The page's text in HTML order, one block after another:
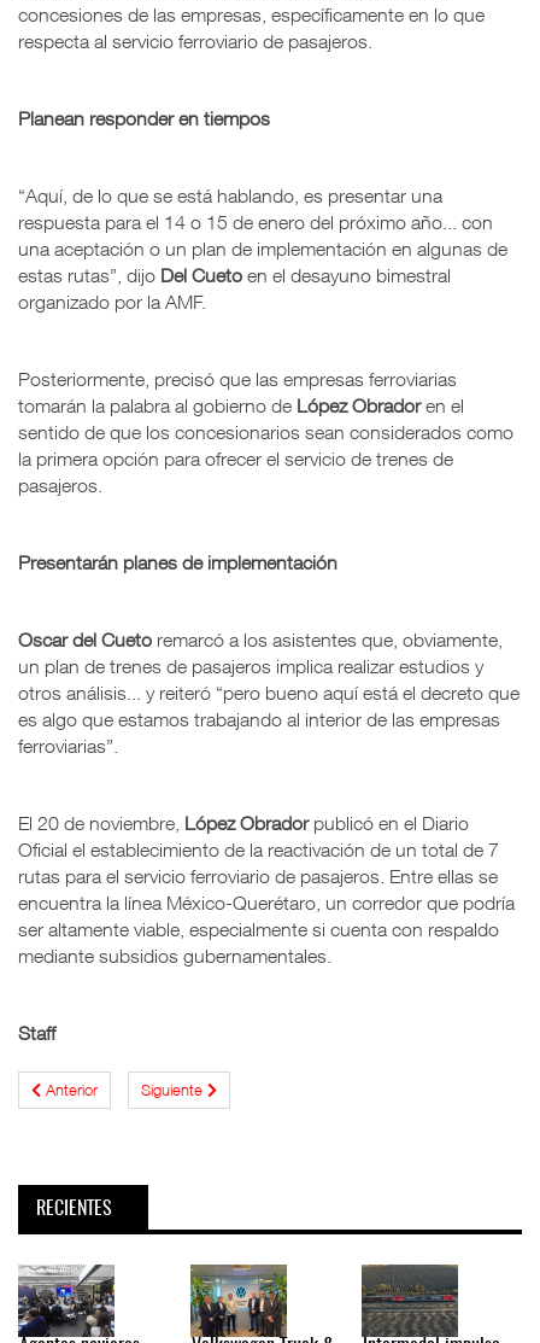
concesiones de las empresas, específicamente en lo que
respecta al servicio ferroviario de pasajeros.
Planean responder en tiempos
“Aquí, de lo que se está hablando, es presentar una
respuesta para el 14 o 15 de enero del próximo año... con
una aceptación o un plan de implementación en algunas de
estas rutas”, dijo Del Cueto en el desayuno bimestral
organizado por la AMF.
Posteriormente, precisó que las empresas ferroviarias
tomarán la palabra al gobierno de López Obradoren el
sentido de que los concesionarios sean considerados como
la primera opción para ofrecer el servicio de trenes de
pasajeros.
Presentarán planes de implementación
Oscar del Cueto remarcó a los asistentes que, obviamente,
un plan de trenes de pasajeros implica realizar estudios y
otros análisis... y reiteró “pero bueno aquí está el decreto que
es algo que estamos trabajando al interior de las empresas
ferroviarias”.
El 20 de noviembre, López Obradorpublicó en el Diario
Oficial el establecimiento de la reactivación de un total de 7
rutas para el servicio ferroviario de pasajeros. Entre ellas se
encuentra la línea México-Querétaro, un corredor que podría
ser altamente viable, especialmente si cuenta con respaldo
mediante subsidios gubernamentales.
Staff
Anterior Siguiente
RECIENTES